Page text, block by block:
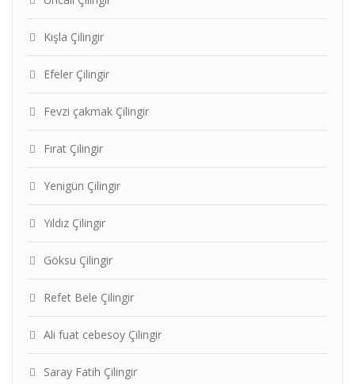
Kışla Çilingir
Efeler Çilingir
Fevzi çakmak Çilingir
Fırat Çilingir
Yenigün Çilingir
Yıldız Çilingir
Göksu Çilingir
Refet Bele Çilingir
Ali fuat cebesoy Çilingir
Saray Fatih Çilingir